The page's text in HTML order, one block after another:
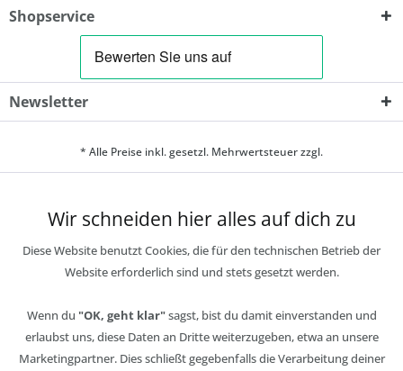
Shopservice
Newsletter
* Alle Preise inkl. gesetzl. Mehrwertsteuer zzgl.
Wir schneiden hier alles auf dich zu
Diese Website benutzt Cookies, die für den technischen Betrieb der
Website erforderlich sind und stets gesetzt werden.
Wenn du "OK, geht klar"sagst, bist du damit einverstanden und
erlaubst uns, diese Daten an Dritte weiterzugeben, etwa an unsere
Marketingpartner. Dies schließt gegebenfalls die Verarbeitung deiner